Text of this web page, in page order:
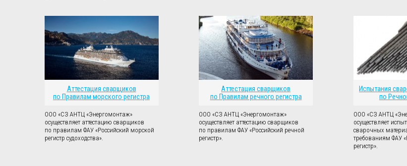
Аттестация сварщиков
по Правилам морского регистра
ООО «СЗ АНТЦ «Энергомонтаж»
осуществляет аттестацию сварщиков
по правилам ФАУ «Российский морской
регистр судоходства».
Аттестация сварщиков
по Правилам речного регистра
ООО «СЗ АНТЦ «Энергомонтаж»
осуществляет аттестацию сварщиков
по правилам ФАУ «Российский речной
регистр».
Испытания
по
ООО «СЗ АНТЦ
осуществляет
сварочных
требованиям ФАУ
регистр».